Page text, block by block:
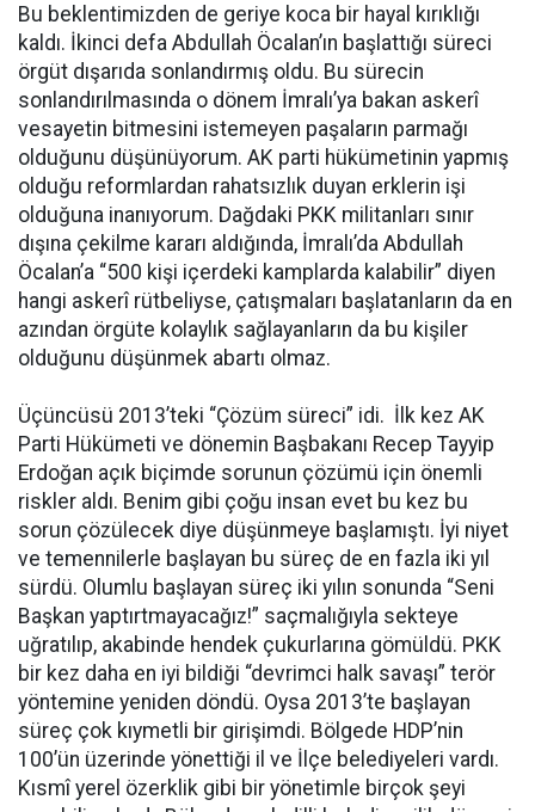
Bu beklentimizden de geriye koca bir hayal kırıklığı
kaldı. İkinci defa Abdullah Öcalan’ın başlattığı süreci
örgüt dışarıda sonlandırmış oldu. Bu sürecin
sonlandırılmasında o dönem İmralı’ya bakan askerî
vesayetin bitmesini istemeyen paşaların parmağı
olduğunu düşünüyorum. AK parti hükümetinin yapmış
olduğu reformlardan rahatsızlık duyan erklerin işi
olduğuna inanıyorum. Dağdaki PKK militanları sınır
dışına çekilme kararı aldığında, İmralı’da Abdullah
Öcalan’a “500 kişi içerdeki kamplarda kalabilir” diyen
hangi askerî rütbeliyse, çatışmaları başlatanların da en
azından örgüte kolaylık sağlayanların da bu kişiler
olduğunu düşünmek abartı olmaz.
Üçüncüsü 2013’teki “Çözüm süreci” idi. İlk kez AK
Parti Hükümeti ve dönemin Başbakanı Recep Tayyip
Erdoğan açık biçimde sorunun çözümü için önemli
riskler aldı. Benim gibi çoğu insan evet bu kez bu
sorun çözülecek diye düşünmeye başlamıştı. İyi niyet
ve temennilerle başlayan bu süreç de en fazla iki yıl
sürdü. Olumlu başlayan süreç iki yılın sonunda “Seni
Başkan yaptırtmayacağız!” saçmalığıyla sekteye
uğratılıp, akabinde hendek çukurlarına gömüldü. PKK
bir kez daha en iyi bildiği “devrimci halk savaşı” terör
yöntemine yeniden döndü. Oysa 2013’te başlayan
süreç çok kıymetli bir girişimdi. Bölgede HDP’nin
100’ün üzerinde yönettiği il ve İlçe belediyeleri vardı.
Kısmî yerel özerklik gibi bir yönetimle birçok şeyi